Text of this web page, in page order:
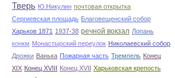
Тверь Ю.Никулин почтовая открытка
Сергиевская площадь Благовещенский собор
Харьков 1871 1937-38 речной вокзал Лопань
конкм Монастырский переулок Николаевский собор
Дрожки Ванька Пожарная часть Тремпель Конец
XIX Конец XVIII Конец XVII Харьковская крепость